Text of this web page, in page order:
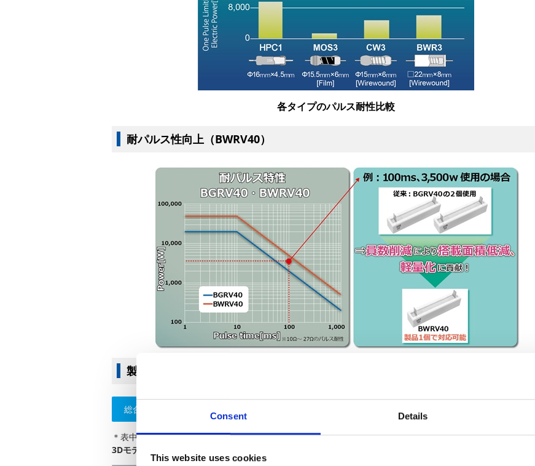
Consent Details
This website uses cookies
各タイプのパルス耐性比較
耐パルス性向上（BWRV40）
製品一覧
総合カタログ電子版(12.7MB)
＊表中の技術データのチェックマーク
をクリックすると、下記データのダウンロードページへ移動します。
3Dモデルデータ／温度上昇／ワンパルス・パルス限界電力